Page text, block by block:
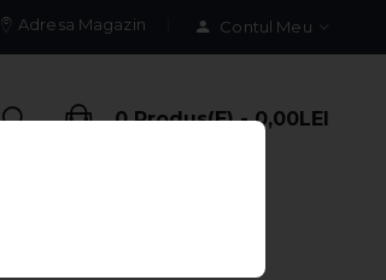
Adresa Magazin Contul Meu
0 Produs(e) - 0,00LEI